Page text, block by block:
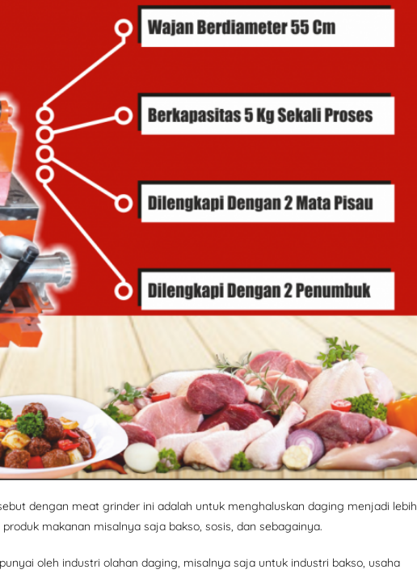
dengan meat grinder ini adalah untuk menghaluskan daging menjadi lebih
makanan misalnya saja bakso, sosis, dan sebagainya.
oleh industri olahan daging, misalnya saja untuk industri bakso, usaha